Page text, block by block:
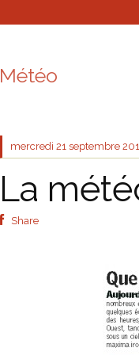
Météo
mercredi 21 septembre
La
Share